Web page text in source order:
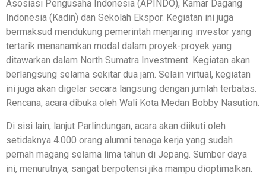
Asosiasi Pengusaha Indonesia (APINDO), Kamar Dagang
Indonesia (Kadin) dan Sekolah Ekspor. Kegiatan ini juga
bermaksud mendukung pemerintah menjaring investor yang
tertarik menanamkan modal dalam proyek-proyek yang
ditawarkan dalam North Sumatra Investment. Kegiatan akan
berlangsung selama sekitar dua jam. Selain virtual, kegiatan
ini juga akan digelar secara langsung dengan jumlah terbatas.
Rencana, acara dibuka oleh Wali Kota Medan Bobby Nasution.
Di sisi lain, lanjut Parlindungan, acara akan diikuti oleh
setidaknya 4.000 orang alumni tenaga kerja yang sudah
pernah magang selama lima tahun di Jepang. Sumber daya
ini, menurutnya, sangat berpotensi jika mampu dioptimalkan.